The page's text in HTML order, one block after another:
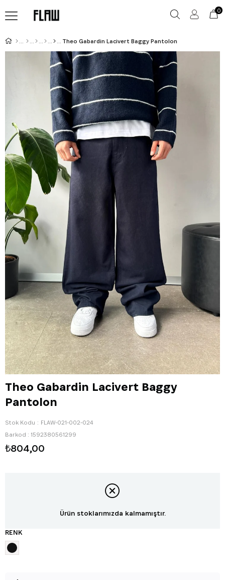
0
Theo Gabardin Lacivert Baggy Pantolon
Theo Gabardin Lacivert Baggy
Pantolon
Stok Kodu
FLAW-021-002-024
Barkod : 1592380561299
₺804,00
Ürün stoklarımızda kalmamıştır.
RENK